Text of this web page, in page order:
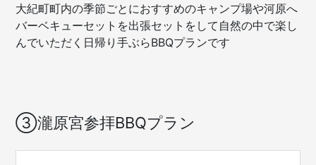
大紀町町内の季節ごとにおすすめのキャンプ場や河原へ
バーベキューセットを出張セットをして自然の中で楽し
んでいただく日帰り手ぶらBBQプランです
③瀧原宮参拝BBQプラン